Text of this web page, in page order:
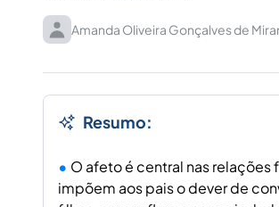
Amanda Oliveira Gonçalves de
Resumo:
O afeto é central nas
impõem aos pais o dever de